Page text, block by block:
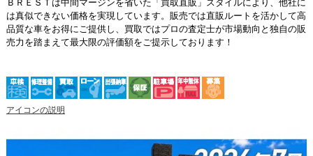
ＢＲＥＳＴは中間マージンを省いた「買取直販」スタイルにより、他社に
は真似できない価格を実現しています。販売では直販ルートを活かして高
品質な車をお得にご提供し、買取ではプロの査定士が市場動向と独自の販
売力を踏まえて最大限の評価額をご提示しております！
アイコンの説明